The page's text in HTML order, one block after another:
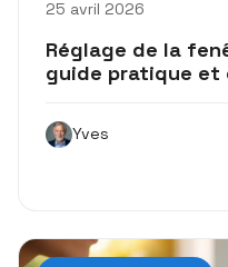
25 avril 2026
Réglage de la
guide pratique et
Yves